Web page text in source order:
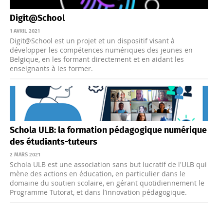
Digit@School
1 AVRIL 2021
Digit@School est un projet et un dispositif visant à
développer les compétences numériques des jeunes en
Belgique, en les formant directement et en aidant les
enseignants à les former.
Schola ULB: la formation pédagogique numérique
des étudiants-tuteurs
2 MARS 2021
Schola ULB est une association sans but lucratif de l'ULB qui
mène des actions en éducation, en particulier dans le
domaine du soutien scolaire, en gérant quotidiennement le
Programme Tutorat, et dans l’innovation pédagogique.